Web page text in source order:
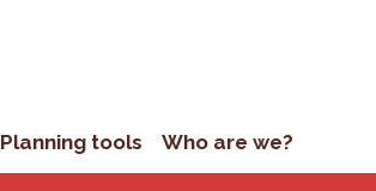
Planning tools Who are we?